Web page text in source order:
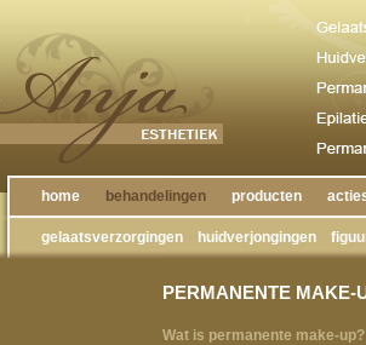
home behandelingen producten
gelaatsverzorgingen huidverjongingen
PERMANENTE MAKE-
Wat is permanente make-up?